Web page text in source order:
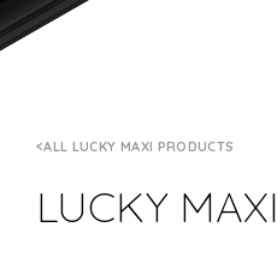
ALL LUCKY MAXI PRODUCTS
LUCKY MAXI